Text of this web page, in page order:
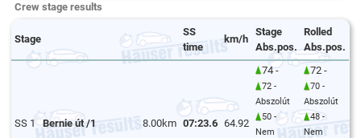
Crew stage results
Stage
SS
time
km/h
Stage
Abs.pos.
Rolled
Abs.pos.
SS 1 Bernie út /1 8.00km 07:23.6 64.92
74 -
72 -
Abszolút
50 -
Nem
72 -
70 -
Abszolút
48 -
Nem